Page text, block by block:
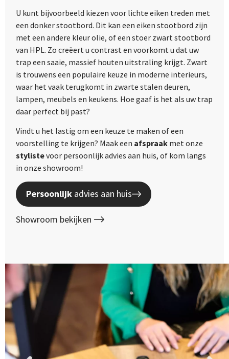
U kunt bijvoorbeeld kiezen voor lichte eiken treden met
een donker stootbord. Dit kan een eiken stootbord zijn
met een andere kleur olie, of een stoer zwart stootbord
van HPL. Zo creëert u contrast en voorkomt u dat uw
trap een saaie, massief houten uitstraling krijgt. Zwart
is trouwens een populaire keuze in moderne interieurs,
waar het vaak terugkomt in zwarte stalen deuren,
lampen, meubels en keukens. Hoe gaaf is het als uw trap
daar perfect bij past?
Vindt u het lastig om een keuze te maken of een
voorstelling te krijgen? Maak een afspraak met onze
stylistevoor persoonlijk advies aan huis, of kom langs
in onze showroom!
Persoonlijk advies aan huis
Showroom bekijken